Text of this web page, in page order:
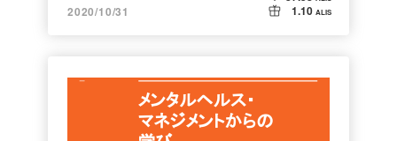
2020/10/31
1.10 ALIS